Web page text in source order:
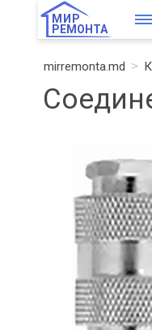
МИР
РЕМОНТА
mirremonta.md